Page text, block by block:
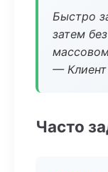
Быстро
затем
—
Часто